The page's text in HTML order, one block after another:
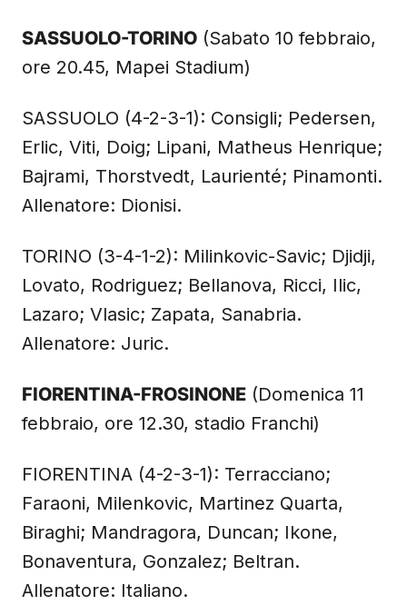
SASSUOLO-TORINO (Sabato 10 febbraio,
ore 20.45, Mapei Stadium)
SASSUOLO (4-2-3-1): Consigli; Pedersen,
Erlic, Viti, Doig; Lipani, Matheus Henrique;
Bajrami, Thorstvedt, Laurienté; Pinamonti.
Allenatore: Dionisi.
TORINO (3-4-1-2): Milinkovic-Savic; Djidji,
Lovato, Rodriguez; Bellanova, Ricci, Ilic,
Lazaro; Vlasic; Zapata, Sanabria.
Allenatore: Juric.
FIORENTINA-FROSINONE (Domenica 11
febbraio, ore 12.30, stadio Franchi)
FIORENTINA (4-2-3-1): Terracciano;
Faraoni, Milenkovic, Martinez Quarta,
Biraghi; Mandragora, Duncan; Ikone,
Bonaventura, Gonzalez; Beltran.
Allenatore: Italiano.